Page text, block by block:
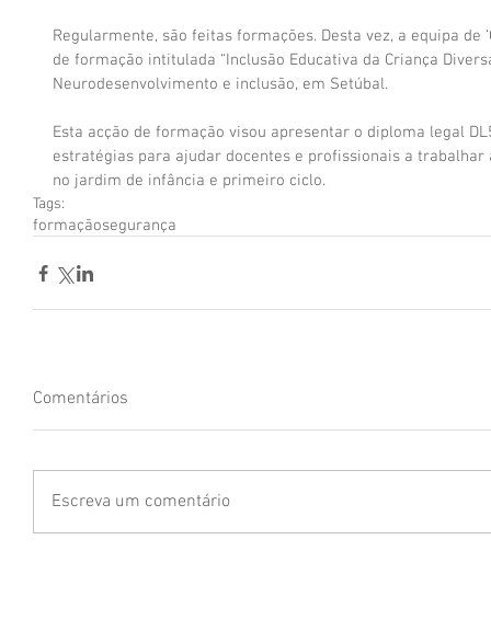
Regularmente, são feitas formações. Desta vez, a equipa de
de formação intitulada “Inclusão Educativa da Criança
Neurodesenvolvimento e inclusão, em Setúbal.
Esta acção de formação visou apresentar o diploma legal
estratégias para ajudar docentes e profissionais a
no jardim de infância e primeiro ciclo.
Tags:
formaçãosegurança
Comentários
Escreva um comentário